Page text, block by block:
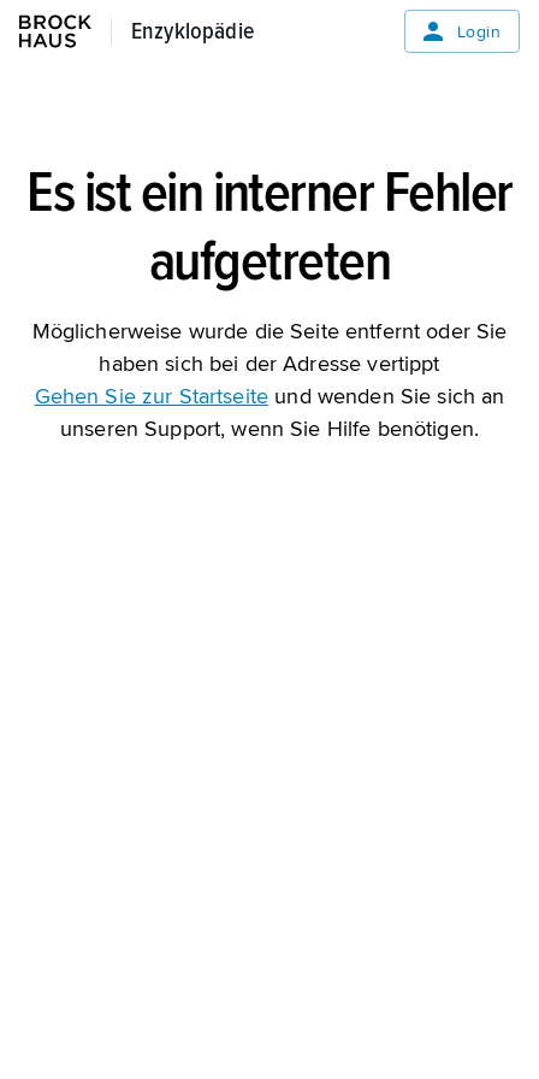
Enzyklopädie
Enzyklopädie Login
Es ist ein interner Fehler
aufgetreten
Möglicherweise wurde die Seite entfernt oder Sie
haben sich bei der Adresse vertippt
Gehen Sie zur Startseite und wenden Sie sich an
unseren Support, wenn Sie Hilfe benötigen.